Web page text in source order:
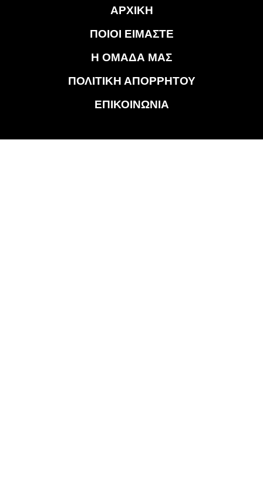
ΑΡΧΙΚΗ
ΠΟΙΟΙ ΕΙΜΑΣΤΕ
Η ΟΜΑΔΑ ΜΑΣ
ΠΟΛΙΤΙΚΗ ΑΠΟΡΡΗΤΟΥ
ΕΠΙΚΟΙΝΩΝΙΑ